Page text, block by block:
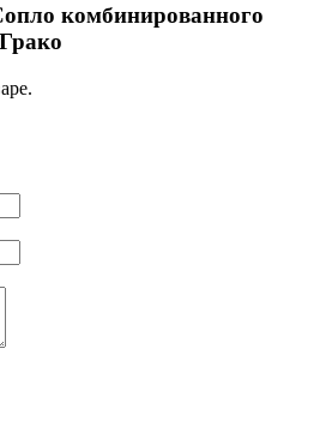
комбинированного